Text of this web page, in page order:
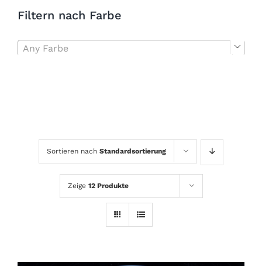
Sortieren nach Standardsortierung
Zeige 12 Produkte
Filtern nach Farbe
Any Farbe 